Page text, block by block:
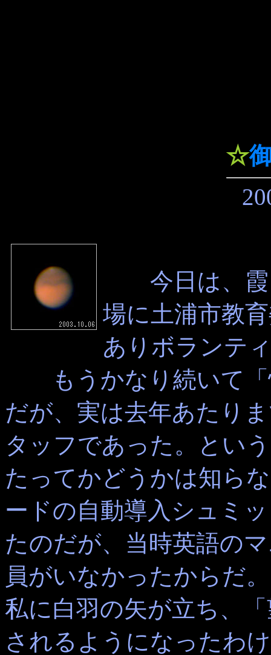
☆
今日は、霞
場に土浦市教
ありボランテ
もうかなり続いて「
だが、実は去年あたり
タッフであった。とい
たってかどうかは知ら
ードの自動導入シュミ
たのだが、当時英語の
員がいなかったからだ
私に白羽の矢が立ち、
されるようになったわ